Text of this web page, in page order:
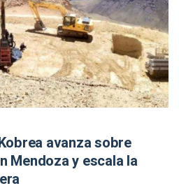
avanza sobre
Mendoza y escala la